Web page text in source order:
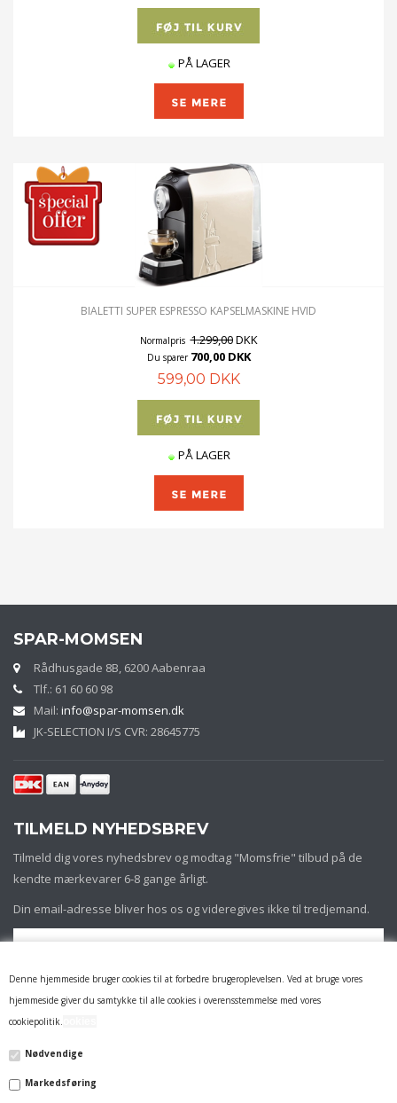
Denne hjemmeside bruger cookies til at forbedre brugeroplevelsen. Ved at bruge vores
hjemmeside giver du samtykke til alle cookies i overensstemmelse med vores
cookiepolitik.
Nødvendige
Markedsføring
PÅ LAGER
BIALETTI SUPER ESPRESSO KAPSELMASKINE HVID
Normalpris 1.299,00DKK
Du sparer 700,00 DKK
599,00 DKK
PÅ LAGER
SPAR-MOMSEN
Rådhusgade 8B, 6200 Aabenraa
Tlf.: 61 60 60 98
Mail: info@spar-momsen.dk
JK-SELECTION I/S CVR: 28645775
TILMELD NYHEDSBREV
Tilmeld dig vores nyhedsbrev og modtag "Momsfrie" tilbud på de
kendte mærkevarer 6-8 gange årligt.
Din email-adresse bliver hos os og videregives ikke til tredjemand.
INFORMATION